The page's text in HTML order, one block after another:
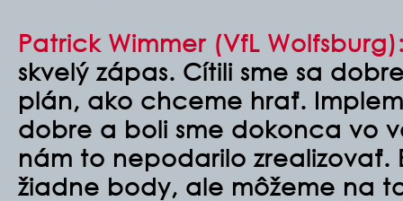
Patrick Wimmer (VfL
skvelý zápas. Cítili sme sa
plán, ako chceme hrať.
dobre a boli sme dokonca vo
nám to nepodarilo zrealizovať.
žiadne body, ale môžeme na